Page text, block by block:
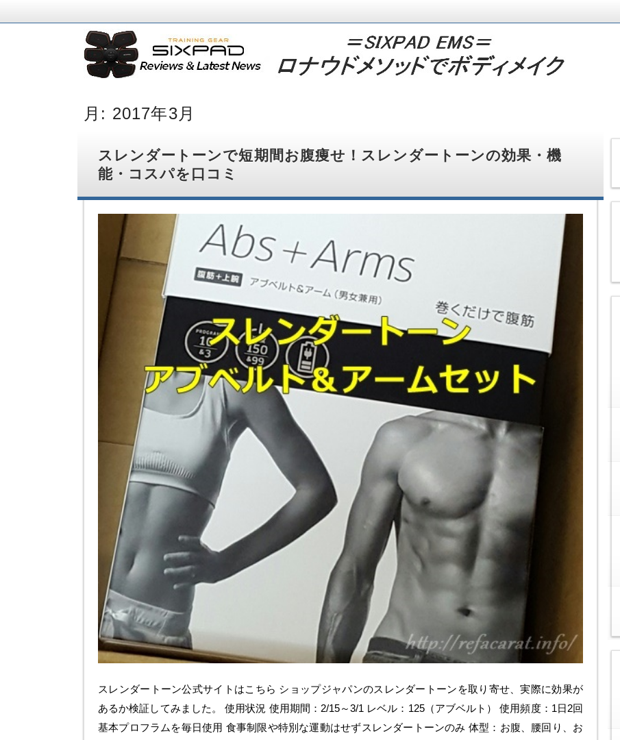
SIXPAD EMS★ロナウドメソッドでボディメイク
SIXPAD（シックスパッド）のお腹痩せ効果・脚痩せ効果・ヒップアップ効果とSIXPADの口コミ・最新情報を随時発信中。
月: 2017年3月
スレンダートーンで短期間お腹痩せ！スレンダートーンの効果・機
能・コスパを口コミ
スレンダートーン公式サイトはこちら ショップジャパンのスレンダートーンを取り寄せ、実際に効果が
あるか検証してみました。 使用状況 使用期間：2/15～3/1 レベル：125（アブベルト） 使用頻度：1日2回
基本プロフラムを毎日使用 食事制限や特別な運動はせずスレンダートーンのみ 体型：お腹、腰回り、お